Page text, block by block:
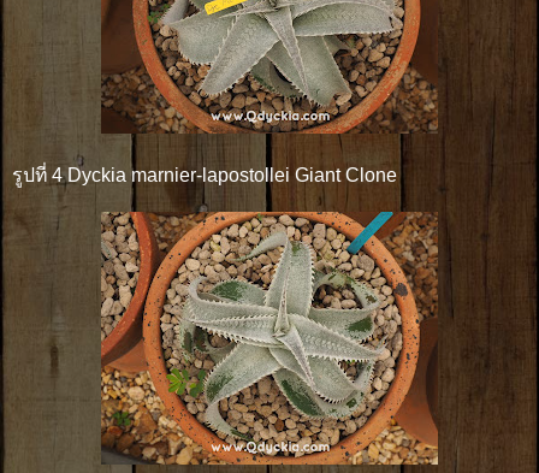
รูปที่ 4 Dyckia marnier-lapostollei Giant Clone